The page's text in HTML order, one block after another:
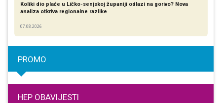
Koliki dio plaće u Ličko-senjskoj županiji odlazi na gorivo? Nova
analiza otkriva regionalne razlike​
07.08.2026
PROMO
HEP OBAVIJESTI